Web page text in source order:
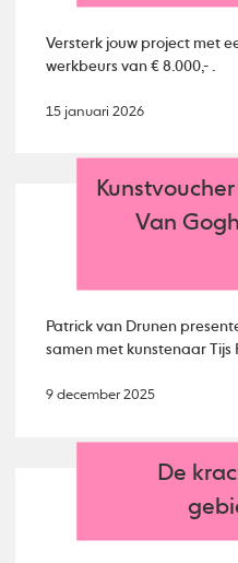
Versterk jouw project met
werkbeurs van € 8.000,- .
15 januari 2026
Van
Patrick van Drunen
samen met kunstenaar Tijs
9 december 2025
De